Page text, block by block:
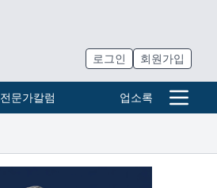
로그인 회원가입
전문가칼럼 업소록